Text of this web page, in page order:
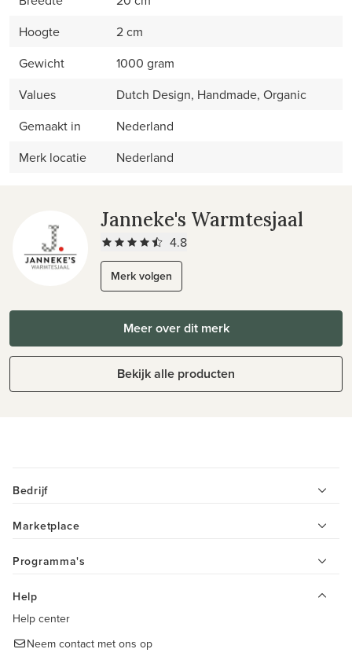
Hoogte
2 cm
Gewicht
1000 gram
Values
Dutch Design, Handmade, Organic
Gemaakt in
Nederland
Merk locatie
Nederland
Janneke's Warmtesjaal
4.8
Merk volgen
Meer over dit merk
Bekijk alle producten
Bedrijf
Marketplace
Programma's
Help
Help center
Neem contact met ons op